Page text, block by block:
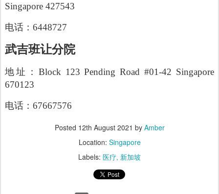
Singapore 427543
电话：6448727
武吉班让分院
地址：Block 123 Pending Road #01-42 Singapore
670123
电话：67667576
Posted 12th August 2021 by Amber
Location: Singapore
Labels: 医疗 新加坡